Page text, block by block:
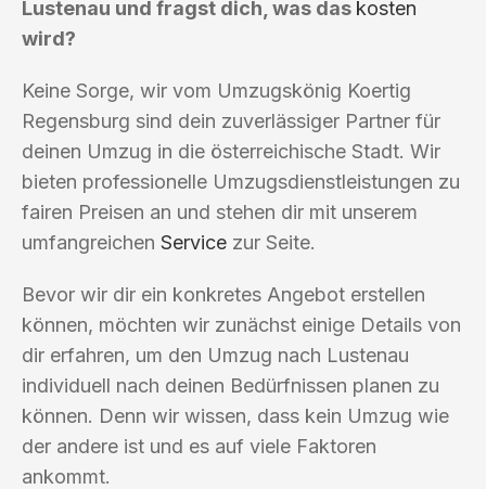
Lustenau und fragst dich, was das kosten
wird?
Keine Sorge, wir vom Umzugskönig Koertig
Regensburg sind dein zuverlässiger Partner für
deinen Umzug in die österreichische Stadt. Wir
bieten professionelle Umzugsdienstleistungen zu
fairen Preisen an und stehen dir mit unserem
umfangreichen Service zur Seite.
Bevor wir dir ein konkretes Angebot erstellen
können, möchten wir zunächst einige Details von
dir erfahren, um den Umzug nach Lustenau
individuell nach deinen Bedürfnissen planen zu
können. Denn wir wissen, dass kein Umzug wie
der andere ist und es auf viele Faktoren
ankommt.